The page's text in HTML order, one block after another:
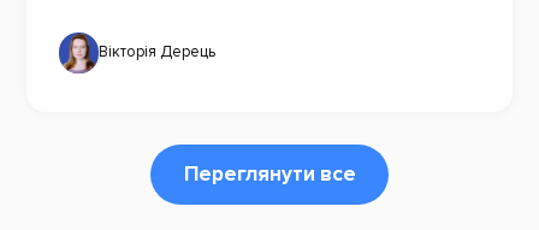
Вікторія Дерець
Переглянути все